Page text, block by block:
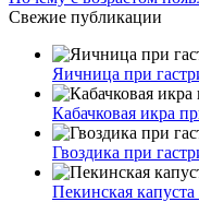
Свежие публикации
Яичница при
Кабачковая икра
Гвоздика при
Пекинская капуста